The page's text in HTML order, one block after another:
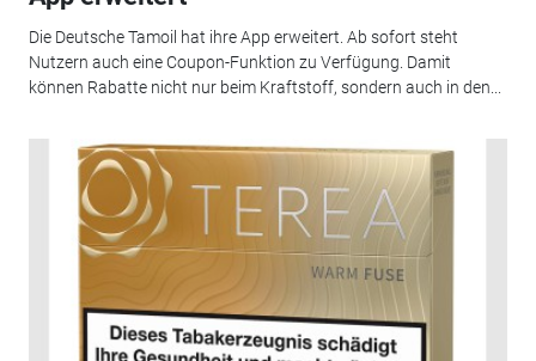
Die Deutsche Tamoil hat ihre App erweitert. Ab sofort steht
Nutzern auch eine Coupon-Funktion zu Verfügung. Damit
können Rabatte nicht nur beim Kraftstoff, sondern auch in den...